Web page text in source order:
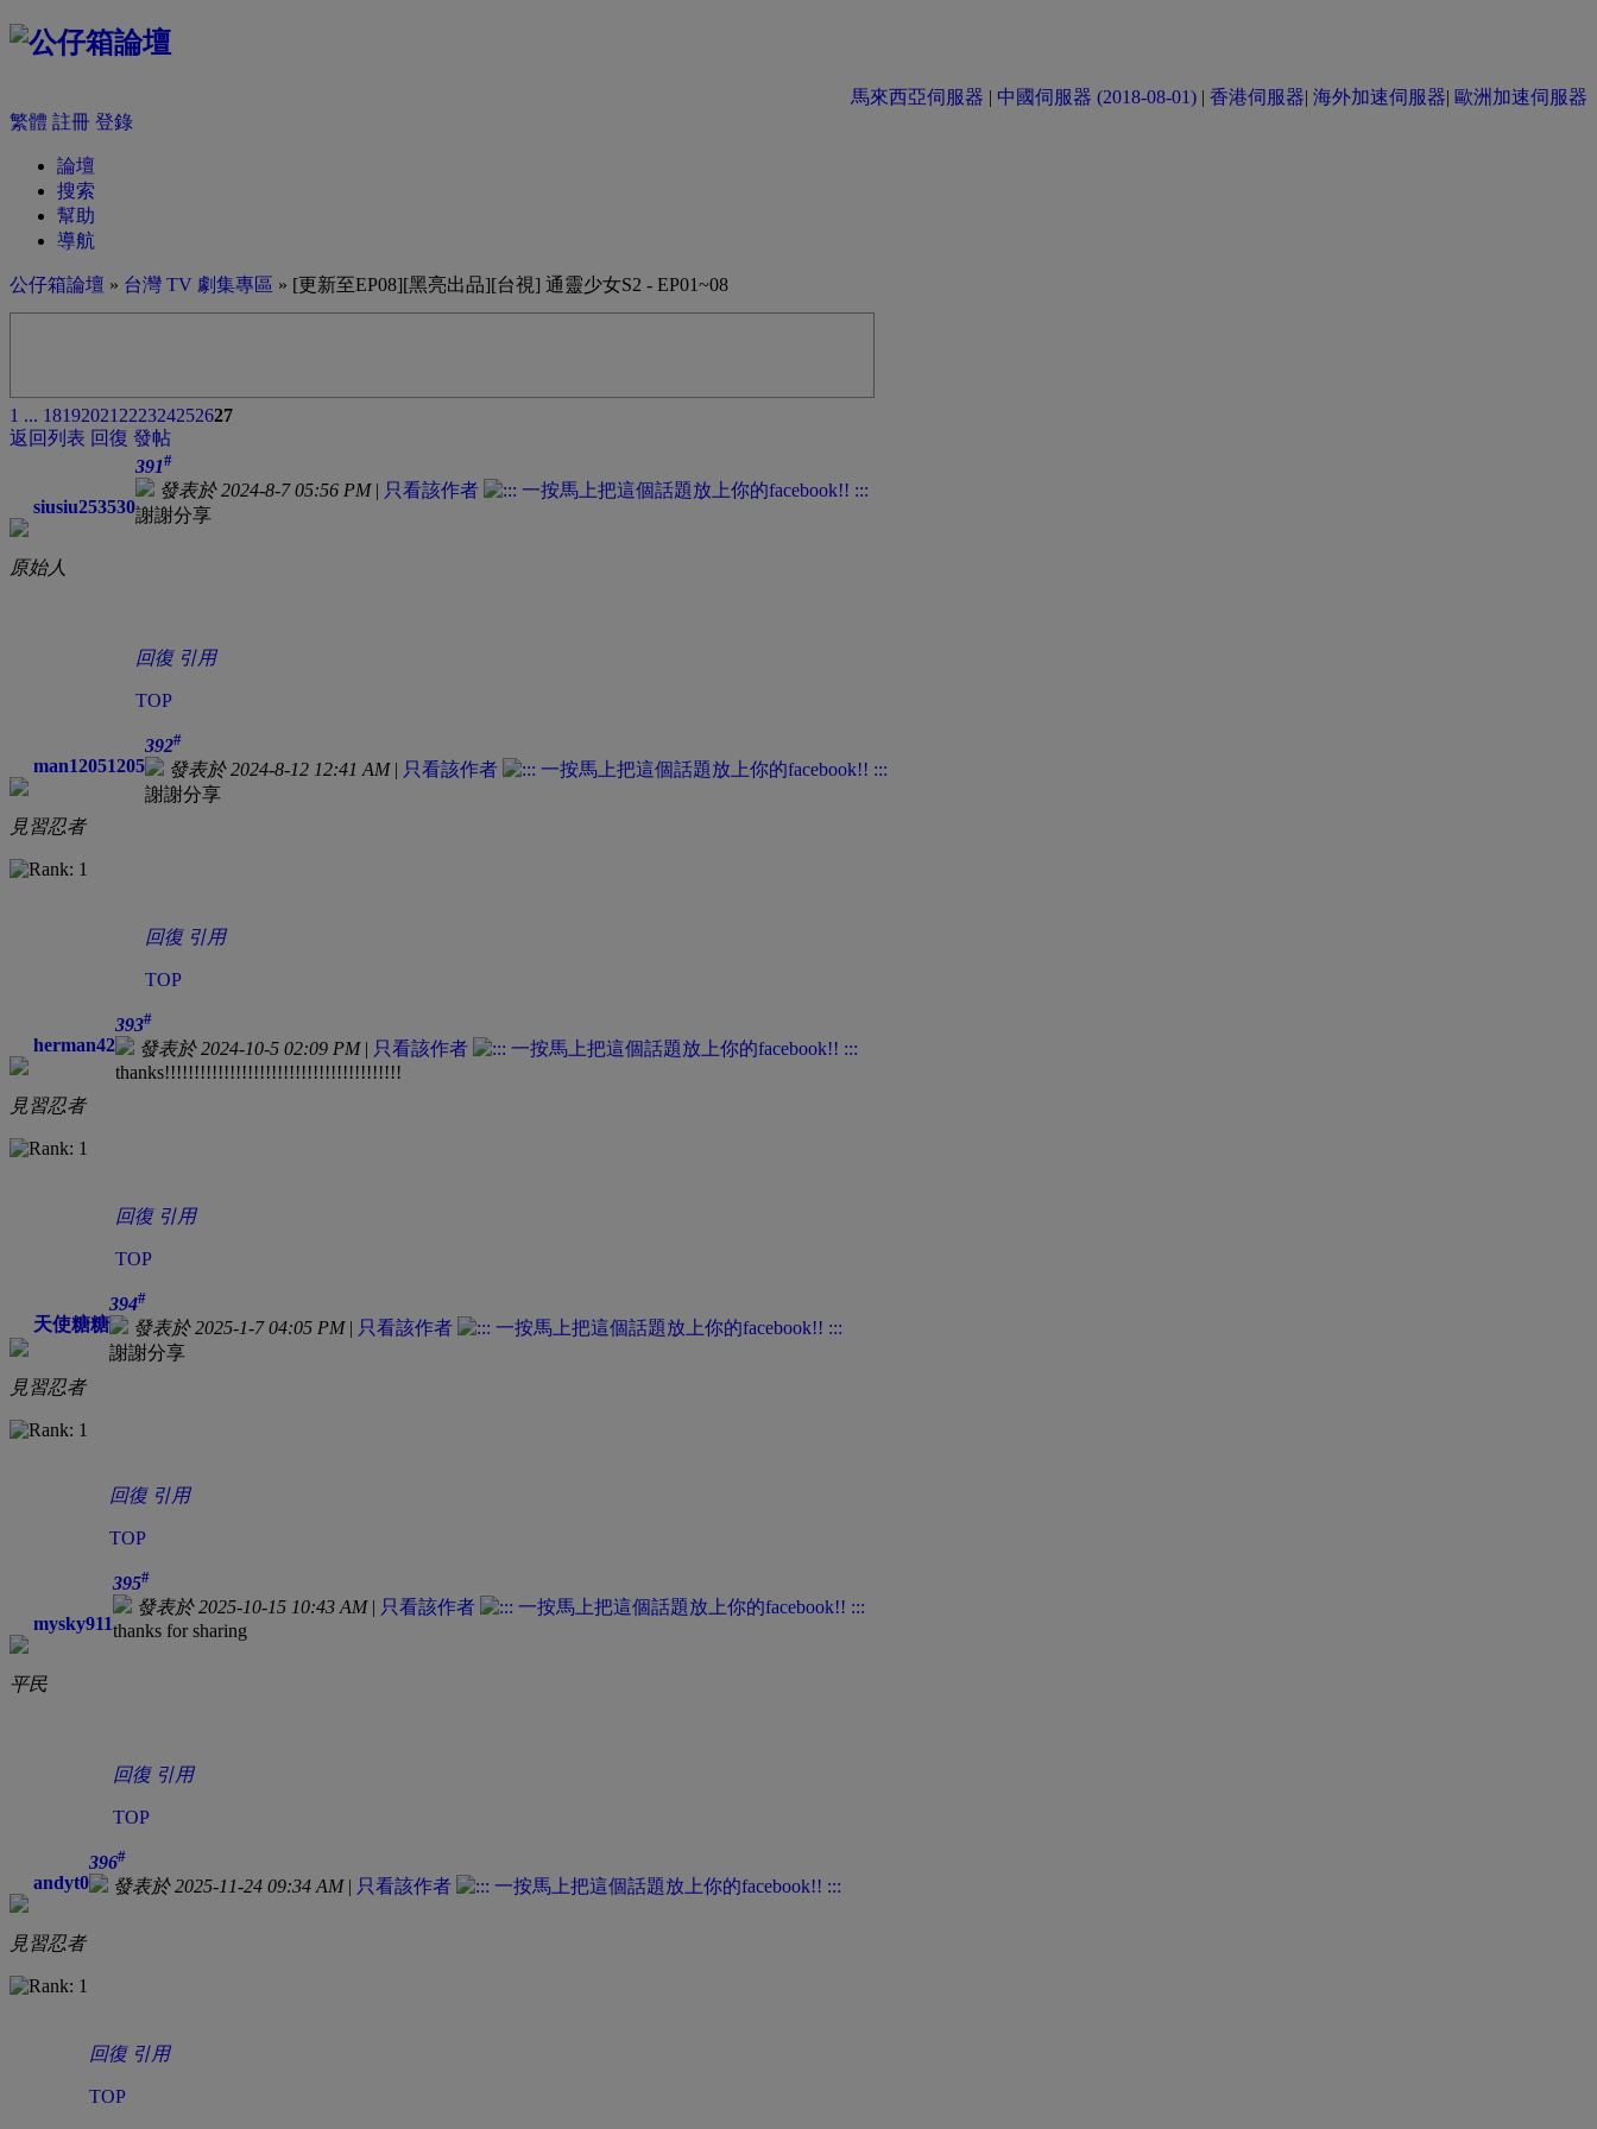
馬來西亞伺服器 | 中國伺服器 (2018-08-01) | 香港伺服器| 海外加速伺服器| 歐洲加速伺服器
繁體 註冊 登錄
論壇
搜索
幫助
導航
公仔箱論壇 » 台灣 TV 劇集專區 » [更新至EP08][黑亮出品][台視] 通靈少女S2 - EP01~08
1 ... 18192021 222324252627
返回列表 回復 發帖
siusiu253530
原始人
391#
發表於 2024-8-7 05:56 PM| 只看該作者
謝謝分享
回復 引用
TOP
man12051205
見習忍者
392#
發表於 2024-8-12 12:41 AM| 只看該作者
謝謝分享
回復 引用
TOP
herman42
見習忍者
393#
發表於 2024-10-5 02:09 PM| 只看該作者
thanks!!!!!!!!!!!!!!!!!!!!!!!!!!!!!!!!!!!!!!!!
回復 引用
TOP
天使糖糖
見習忍者
394#
發表於 2025-1-7 04:05 PM| 只看該作者
謝謝分享
回復 引用
TOP
mysky911
平民
395#
發表於 2025-10-15 10:43 AM| 只看該作者
thanks for sharing
回復 引用
TOP
andyt0
見習忍者
396#
發表於 2025-11-24 09:34 AM| 只看該作者
回復 引用
TOP